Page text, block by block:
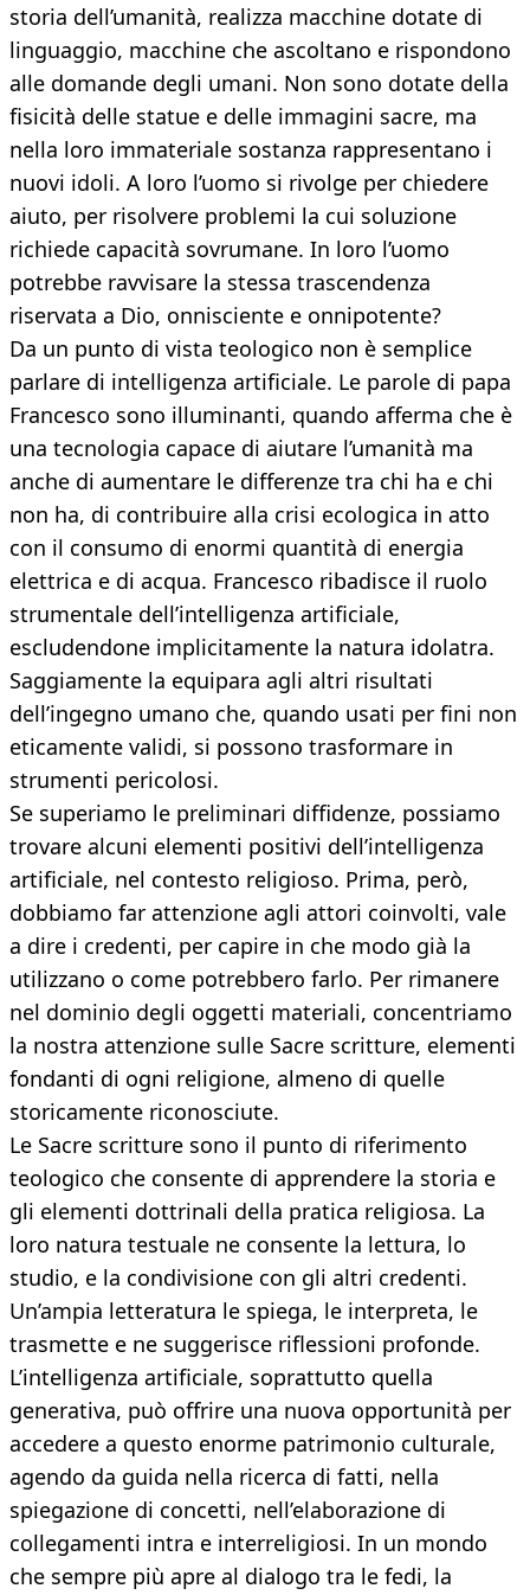
storia dell’umanità, realizza macchine dotate di
linguaggio, macchine che ascoltano e rispondono
alle domande degli umani. Non sono dotate della
fisicità delle statue e delle immagini sacre, ma
nella loro immateriale sostanza rappresentano i
nuovi idoli. A loro l’uomo si rivolge per chiedere
aiuto, per risolvere problemi la cui soluzione
richiede capacità sovrumane. In loro l’uomo
potrebbe ravvisare la stessa trascendenza
riservata a Dio, onnisciente e onnipotente?
Da un punto di vista teologico non è semplice
parlare di intelligenza artificiale. Le parole di papa
Francesco sono illuminanti, quando afferma che è
una tecnologia capace di aiutare l’umanità ma
anche di aumentare le differenze tra chi ha e chi
non ha, di contribuire alla crisi ecologica in atto
con il consumo di enormi quantità di energia
elettrica e di acqua. Francesco ribadisce il ruolo
strumentale dell’intelligenza artificiale,
escludendone implicitamente la natura idolatra.
Saggiamente la equipara agli altri risultati
dell’ingegno umano che, quando usati per fini non
eticamente validi, si possono trasformare in
strumenti pericolosi.
Se superiamo le preliminari diffidenze, possiamo
trovare alcuni elementi positivi dell’intelligenza
artificiale, nel contesto religioso. Prima, però,
dobbiamo far attenzione agli attori coinvolti, vale
a dire i credenti, per capire in che modo già la
utilizzano o come potrebbero farlo. Per rimanere
nel dominio degli oggetti materiali, concentriamo
la nostra attenzione sulle Sacre scritture, elementi
fondanti di ogni religione, almeno di quelle
storicamente riconosciute.
Le Sacre scritture sono il punto di riferimento
teologico che consente di apprendere la storia e
gli elementi dottrinali della pratica religiosa. La
loro natura testuale ne consente la lettura, lo
studio, e la condivisione con gli altri credenti.
Un’ampia letteratura le spiega, le interpreta, le
trasmette e ne suggerisce riflessioni profonde.
L’intelligenza artificiale, soprattutto quella
generativa, può offrire una nuova opportunità per
accedere a questo enorme patrimonio culturale,
agendo da guida nella ricerca di fatti, nella
spiegazione di concetti, nell’elaborazione di
collegamenti intra e interreligiosi. In un mondo
che sempre più apre al dialogo tra le fedi, la